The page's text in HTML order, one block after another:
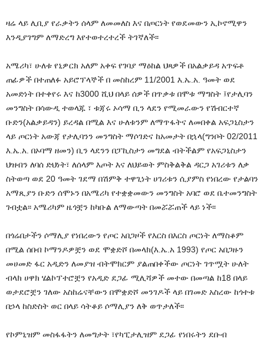
ዛሬ ላይ ሊቢያ የራቃትን ሰላም ለመመለስ እና በጦርነት የወደመውን ኢኮኖሚዋን
እንዲያገግም ለማድረግ እየተወተረተረች ትገኛለች፡፡
አሜሪካ፣ ሁለቱ የኒዎርክ አለም አቀፍ የገባያ ማዕከል ህጻዎች በአልቃይዳ አጥፍቶ
ጠፊዎች በተጠለፉ አይሮፕላኞች በ መስከረም 11/2001 እ.ኤ.አ. ዓመት ወደ
አመድነት በተቀየሩ እና ከ3000 ሺህ በላይ ሰዎች በጥቃቱ በሞቱ ማግስት ፤የታሊባን
መንግስት በሳውዲ ተወላጁ ፣ ቱጃሩ ኦሳማ ቢን ላደን የሚመራውን የሽብርተኛ
ቡድን(አልቃይዳን) ይረዳል በሚል እና ሁለቱንም ለማጥፋትና ለመበቀል አፍጋኒስታን
ላይ ጦርነት አውጃ የታሊባንን መንግስት ማሶገድና ከአመታት በኋላ(ግንቦት 02/2011
እ.ኤ.አ. በኦባማ ዘመን) ቢን ላደንን በፓኪስታን መግደል ብትችልም የአፍጋኒስታን
ህዝብን ለባሰ ድህነት፣ ለሰላም እጦት እና ለህይወት ምስቅልቅል ዳርጋ አገሪቱን ለቃ
ስትወጣ ወደ 20 ዓመት ገደማ በሽምቅ ተዋጊነት ሀገሪቱን ሲያምስ የነበረው የታልባን
አማጺያን ቡድን ሰሞኑን በአሜሪካ የተቋቋመውን መንግስት አባሮ ወደ ቤተመንግስት
ገብቷል፡፡ አሜሪካም ዜጎቿን ከካቡል ለማውጣት በመሯሯጠች ላይ ነች፡፡
በጎሬበታችን ሶማሊያ የነበረውን የጦር አበጋዞች የእርስ በእርስ ጦርነት ለማስቆም
በሚል ሰበብ ኮማንዶዎቿን ወደ ሞቋድሾ በመላክ(እ.ኤ.አ 1993) የጦር አበጋዙን
መሀመድ ፋር አዲድን ለመያዝ ብትሞክርም ያልጠበቀችው ጦርነት ገጥሟት ሁለት
ብላክ ሀዋክ ሄልኮፕተሮቿን የአዲድ ደጋፊ ሚሊሻዎች መተው በመጣል ከ18 በላይ
ወታደሮቿን ገለው አስከሬናቸውን በሞቋድሾ መንገዶች ላይ በገመድ አስረው ከጎተቱ
በኃላ ከስድስት ወር በላይ ሳትቆይ ሶማሊያን ለቅ ወጥታለች፡፡
የኮምኒዝም መስፋፋትን ለመግታት ፣የካፒታሊዝም ደጋፊ የነበሩትን ደቡብ